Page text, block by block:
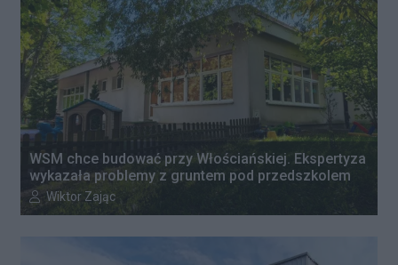
WSM chce budować przy Włościańskiej. Ekspertyza
wykazała problemy z gruntem pod przedszkolem
Autor artykułu:
Wiktor Zając